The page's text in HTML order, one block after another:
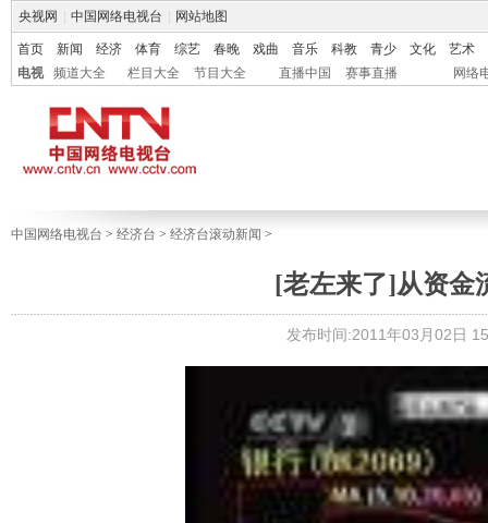
央视网 中国网络电视台 网站地图
首页 新闻 经济 体育 综艺 春晚 戏曲 音乐 科教 青少 文化
艺术
电视
频道大全 栏目大全 节目大全 直播中国 赛事直播 网络
中国网络电视台 > 经济台 > 经济台滚动新闻 >
[老左来了]从资金
发布时间:2011年03月02日